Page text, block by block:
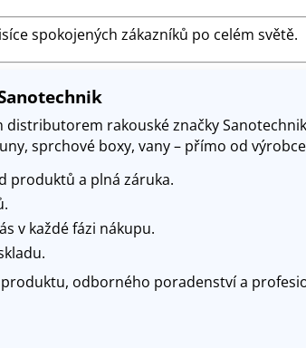
spokojených zákazníků po celém světě.
distributorem rakouské značky
sprchové boxy, vany – přímo od
produktů a plná záruka.
v každé fázi nákupu.
.
odborného poradenství a